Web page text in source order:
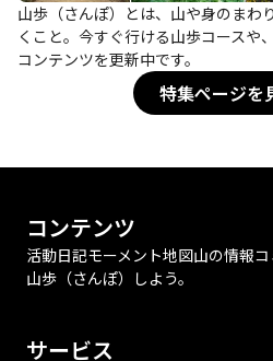
山歩（さんぽ）とは、山や身のまわ
くこと。今すぐ行ける山歩コースや
コンテンツを更新中です。
特集ページを
コンテンツ
活動日記モーメント地図山の情報
山歩（さんぽ）しよう。
サービス